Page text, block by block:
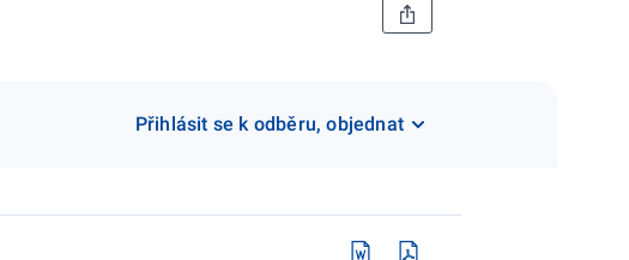
Přihlásit se k odběru, objednat